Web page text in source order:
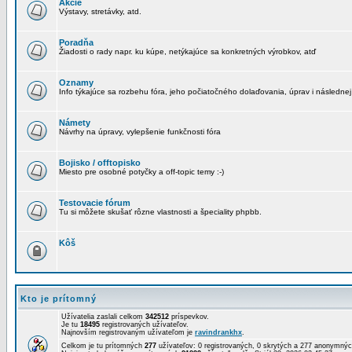
Akcie
Výstavy, stretávky, atd.
Poradňa
Žiadosti o rady napr. ku kúpe, netýkajúce sa konkretných výrobkov, atď
Oznamy
Info týkajúce sa rozbehu fóra, jeho počiatočného dolaďovania, úprav i následnej
Námety
Návrhy na úpravy, vylepšenie funkčnosti fóra
Bojisko / offtopisko
Miesto pre osobné potyčky a off-topic temy :-)
Testovacie fórum
Tu si môžete skušať rôzne vlastnosti a špeciality phpbb.
Kôš
Kto je prítomný
Užívatelia zaslali celkom 342512 príspevkov.
Je tu 18495 registrovaných užívateľov.
Najnovším registrovaným užívateľom je ravindrankhx.
Celkom je tu prítomných 277 užívateľov: 0 registrovaných, 0 skrytých a 277